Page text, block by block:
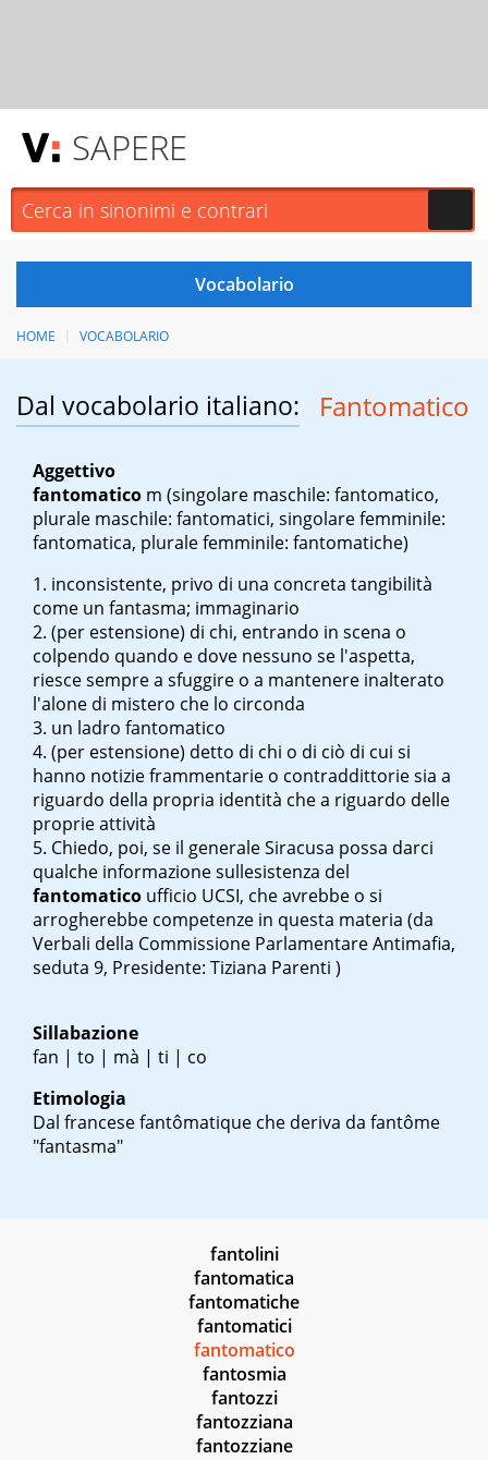
SAPERE
HOME VOCABOLARIO
Dal vocabolario italiano: Fantomatico
Aggettivo
fantomatico m (singolare maschile: fantomatico,
plurale maschile: fantomatici, singolare femminile:
fantomatica, plurale femminile: fantomatiche)
inconsistente, privo di una concreta tangibilità
come un fantasma; immaginario
(per estensione) di chi, entrando in scena o
colpendo quando e dove nessuno se l'aspetta,
riesce sempre a sfuggire o a mantenere inalterato
l'alone di mistero che lo circonda
un ladro fantomatico
(per estensione) detto di chi o di ciò di cui si
hanno notizie frammentarie o contraddittorie sia a
riguardo della propria identità che a riguardo delle
proprie attività
Chiedo, poi, se il generale Siracusa possa darci
qualche informazione sullesistenza del
fantomatico ufficio UCSI, che avrebbe o si
arrogherebbe competenze in questa materia (da
Verbali della Commissione Parlamentare Antimafia,
seduta 9, Presidente: Tiziana Parenti )
Sillabazione
fan | to | mà | ti | co
Etimologia
Dal francesefantômatique che deriva da fantôme
"fantasma"
fantolini
fantomatica
fantomatiche
fantomatici
fantomatico
fantosmia
fantozzi
fantozziana
fantozziane